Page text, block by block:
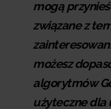
mogą
związane z
możesz
algorytmów
użyteczne dla